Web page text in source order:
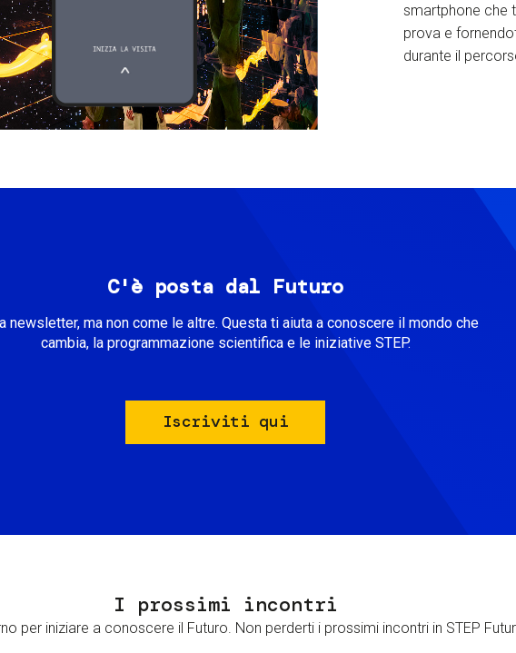
smartphone che
prova e
durante il
C'è posta dal Futuro
newsletter, ma non come le altre. Questa ti aiuta a conoscere il mondo che
cambia, la programmazione scientifica e le iniziative STEP.
Iscriviti qui
I prossimi incontri
per iniziare a conoscere il Futuro. Non perderti i prossimi incontri in STEP